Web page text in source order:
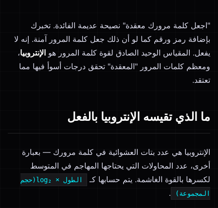
"اجعل كلمة مرورك معقدة" نصيحة عديمة الفائدة. تخبرك
بإضافة رمز ورقم كما لو أن ذلك جعل كلمة المرور آمنة. إنه لا
يفعل. المقياس الوحيد الصادق لقوة كلمة المرور هو الإنتروبيا،
ومعظم كلمات المرور "المعقدة" تحقق درجات أسوأ فيها مما
تعتقد.
ما الذي تقيسه الإنتروبيا بالفعل
الإنتروبيا هي عدد بتات العشوائية في كلمة مرورك — بعبارة
أخرى، عدد المحاولات التي يحتاجها المهاجم في المتوسط
لكسرها بالقوة الغاشمة. يتم حسابها كـ
الطول × log₂(حجم
المجموعة)
.